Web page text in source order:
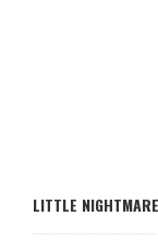
LITTLE